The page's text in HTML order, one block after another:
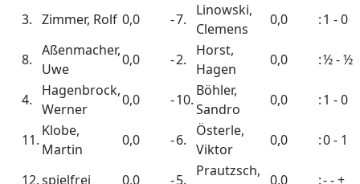
3. Zimmer, Rolf 0,0 -7.
Linowski,
Clemens
0,0 :1 - 0
8.
Aßenmacher,
Uwe
0,0 -2.
Horst,
Hagen
0,0 :½ - ½
4.
Hagenbrock,
Werner
0,0 -10.
Böhler,
Sandro
0,0 :1 - 0
11.
Klobe,
Martin
0,0 -6.
Österle,
Viktor
0,0 :0 - 1
12.spielfrei 0,0 -5.
Prautzsch,
0,0 :- - +